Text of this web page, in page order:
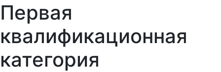
Первая
квалификационная
категория